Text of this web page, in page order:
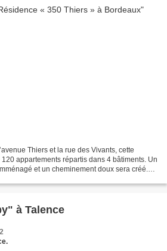
Thiers et la rue des Vivants, cette
appartements répartis dans 4 bâtiments. Un
et un cheminement doux sera créé.
à Talence